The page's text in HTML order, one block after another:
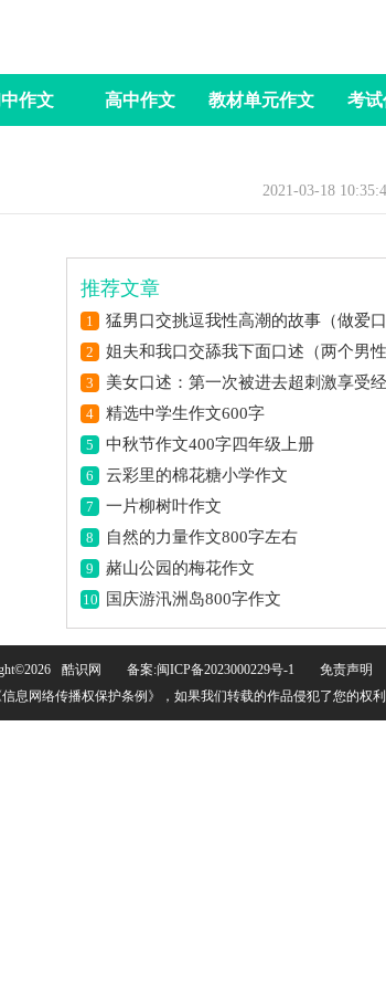
作文 高中作文 教材单元作文 考
2021-03-18
推荐文章
1
2
3 美女口述：第一次被进去超刺激享受
4 精选中学生作文600字
5 中秋节作文400字四年级上册
6 云彩里的棉花糖小学作文
7 一片柳树叶作文
8 自然的力量作文800字左右
9 赭山公园的梅花作文
10 国庆游汛洲岛800字作文
2026 酷识网 备案:闽ICP备2023000229号-1 免责声明
息网络传播权保护条例》，如果我们转载的作品侵犯了您的权